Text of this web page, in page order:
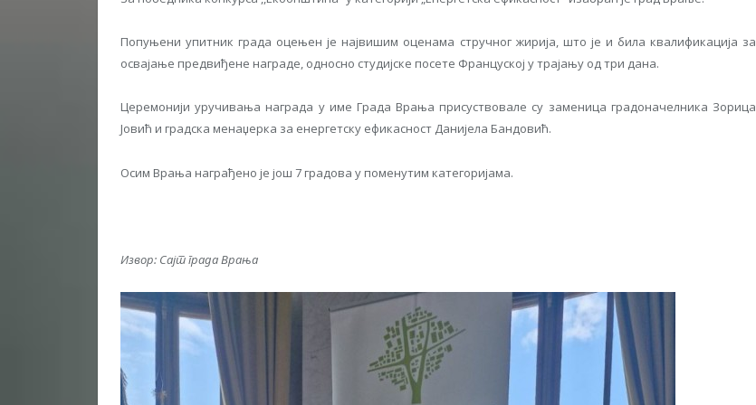
Попуњени упитник града оцењен је највишим оценама стручног жирија, што је и била квалификација за
освајање предвиђене награде, односно студијске посете Француској у трајању од три дана.
Церемонији уручивања награда у име Града Врања присуствовале су заменица градоначелника Зорица
Јовић и градска менаџерка за енергетску ефикасност Данијела Бандовић.
Осим Врања награђено је још 7 градова у поменутим категоријама.
Извор: Сајт града Врања